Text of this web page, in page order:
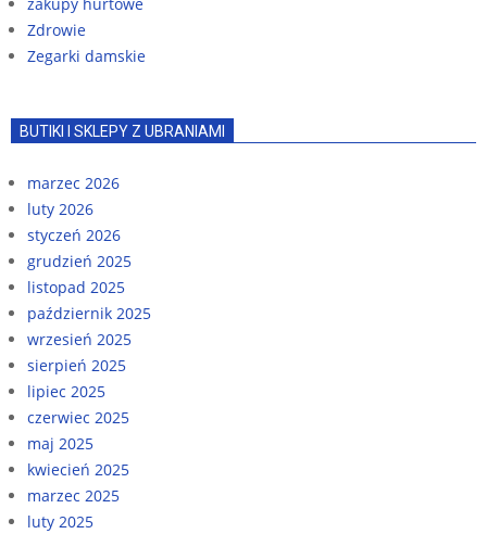
Zdrowie
Zegarki damskie
BUTIKI I SKLEPY Z UBRANIAMI
marzec 2026
luty 2026
styczeń 2026
grudzień 2025
listopad 2025
październik 2025
wrzesień 2025
sierpień 2025
lipiec 2025
czerwiec 2025
maj 2025
kwiecień 2025
marzec 2025
luty 2025